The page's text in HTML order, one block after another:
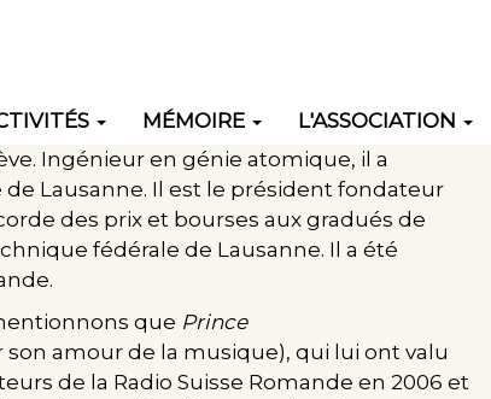
MÉMOIRE
L'ASSOCIATION
Ingénieur en génie atomique, il a
Lausanne. Il est le président fondateur
des prix et bourses aux gradués de
fédérale de Lausanne. Il a été
que Prince
son amour de la musique), qui lui ont valu
de la Radio Suisse Romande en 2006 et